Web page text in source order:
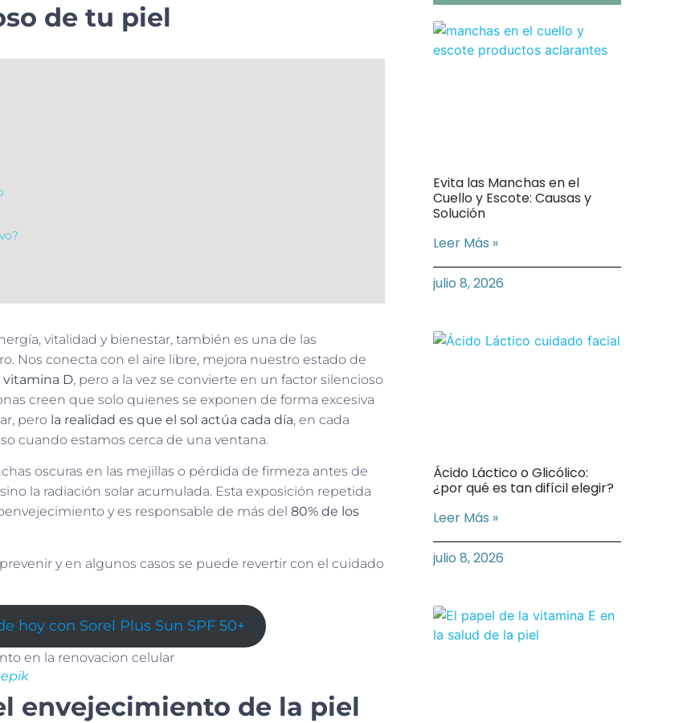
de tu piel
vitalidad y bienestar, también es una de las
Nos conecta con el aire libre, mejora nuestro estado de
D, pero a la vez se convierte en un factor silencioso
creen que solo quienes se exponen de forma excesiva
pero la realidad es que el sol actúa cada día, en cada
cuando estamos cerca de una ventana.
oscuras en las mejillas o pérdida de firmeza antes de
la radiación solar acumulada. Esta exposición repetida
y es responsable de más del 80% de los
y en algunos casos se puede revertir con el cuidado
hoy con Sorel Plus Sun SPF 50+
envejecimiento de la piel
Evita las Manchas en el
Cuello y Escote: Causas y
Solución
Leer Más »
julio 8, 2026
Ácido Láctico o Glicólico:
¿por qué es tan difícil elegir?
Leer Más »
julio 8, 2026